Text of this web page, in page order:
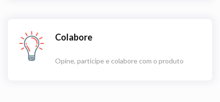
Colabore
Opine, participe e colabore com o produto